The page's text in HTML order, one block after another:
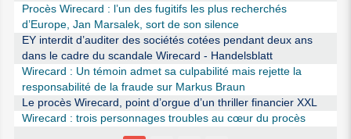
Procès Wirecard : l’un des fugitifs les plus recherchés
d’Europe, Jan Marsalek, sort de son silence
EY interdit d’auditer des sociétés cotées pendant deux ans
dans le cadre du scandale Wirecard - Handelsblatt
Wirecard : Un témoin admet sa culpabilité mais rejette la
responsabilité de la fraude sur Markus Braun
Le procès Wirecard, point d’orgue d’un thriller financier XXL
Wirecard : trois personnages troubles au cœur du procès